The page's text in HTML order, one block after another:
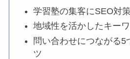
学習塾の集客にSEO対
地域性を活かしたキー
問い合わせにつながる5
ツ